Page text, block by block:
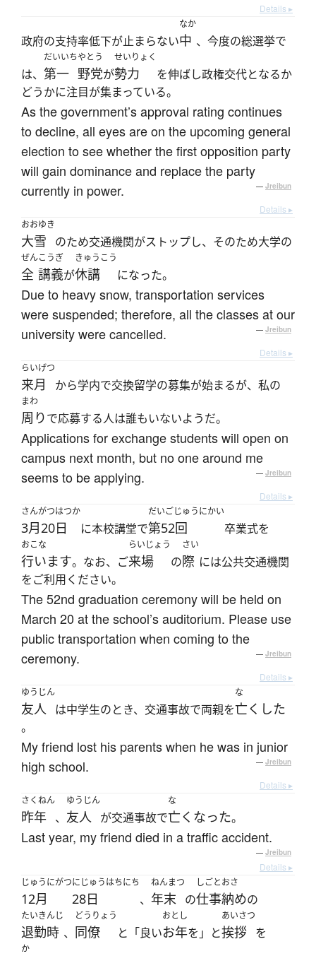
Details ▸
政府の支持率低下が止まらない
なか
中 、今度の総選挙で
は、
だいいち
第一
やとう
野党が
せいりょく
勢力
を伸ばし政権交代となるか
どうかに注目が集まっている。
As the government’s approval rating continues
to decline, all eyes are on the upcoming general
election to see whether the first opposition party
will gain dominance and replace the party
currently in power.
— Jreibun
Details ▸
おおゆき
大雪 のため交通機関がストップし、そのため大学の
ぜん
全
こうぎ
講義が
きゅうこう
休講 になった。
Due to heavy snow, transportation services
were suspended; therefore, all the classes at our
university were cancelled.
— Jreibun
Details ▸
らいげつ
来月 から学内で交換留学の募集が始まるが、私の
まわ
周りで応募する人は誰もいないようだ。
Applications for exchange students will open on
campus next month, but no one around me
seems to be applying.
— Jreibun
Details ▸
さんがつはつか
3月20日 に本校講堂で
だいごじゅうにかい
第52回 卒業式を
おこな
行います。なお、ご
らいじょう
来場 の
さい
際 には公共交通機関
をご利用ください。
The 52nd graduation ceremony will be held on
March 20 at the school’s auditorium. Please use
public transportation when coming to the
ceremony.
— Jreibun
Details ▸
ゆうじん
友人 は中学生のとき、交通事故で両親を
な
亡くした
。
My friend lost his parents when he was in junior
high school.
— Jreibun
Details ▸
さくねん
昨年 、
ゆうじん
友人 が交通事故で
な
亡くなった。
Last year, my friend died in a traffic accident.
— Jreibun
Details ▸
じゅうにがつ
12月
にじゅうはちにち
28日 、
ねんまつ
年末 の
しごとおさ
仕事納めの
たいきんじ
退勤時 、
どうりょう
同僚 と「良い
おとし
お年を」と
あいさつ
挨拶 を
か